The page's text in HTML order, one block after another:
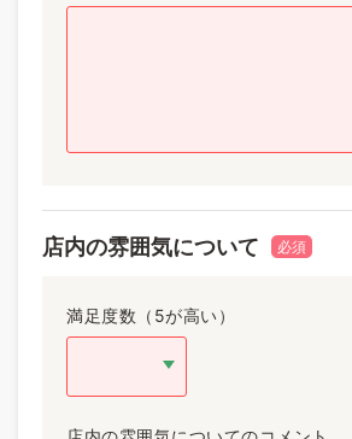
店内の雰囲気について 必須
満足度数（5が高い）